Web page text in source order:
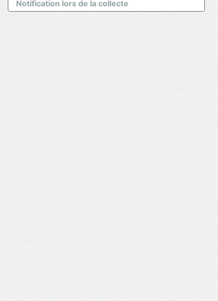
Notification lors de la collecte